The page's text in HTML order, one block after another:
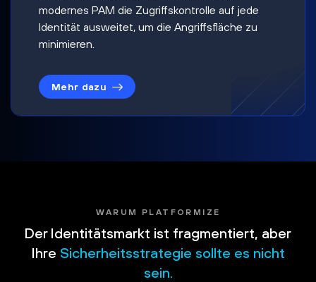
modernes PAM die Zugriffskontrolle auf jede
Identität ausweitet, um die Angriffsfläche zu
minimieren.
Mehr dazu
WARUM PLATFORMIZE
Der Identitätsmarkt ist fragmentiert, aber
Ihre Sicherheitsstrategie sollte es nicht
sein.